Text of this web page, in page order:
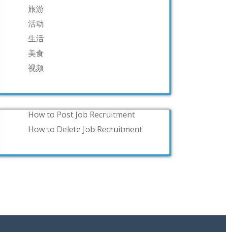
旅游
活动
生活
美食
视频
How to Post Job Recruitment
How to Delete Job Recruitment